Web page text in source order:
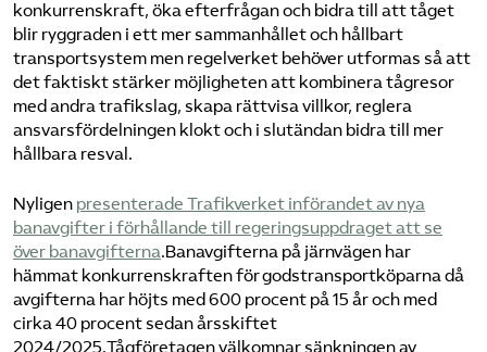
konkurrenskraft, öka efterfrågan och bidra till att tåget
blir ryggraden i ett mer sammanhållet och hållbart
transportsystem men regelverket behöver utformas så att
det faktiskt stärker möjligheten att kombinera tågresor
med andra trafikslag, skapa rättvisa villkor, reglera
ansvarsfördelningen klokt och i slutändan bidra till mer
hållbara resval.
Nyligen presenterade Trafikverket införandet av nya
banavgifter i förhållande till regeringsuppdraget att se
över banavgifterna.Banavgifterna på järnvägen har
hämmat konkurrenskraften för godstransportköparna då
avgifterna har höjts med 600 procent på 15 år och med
cirka 40 procent sedan årsskiftet
2024/2025.Tågföretagen välkomnar sänkningen av